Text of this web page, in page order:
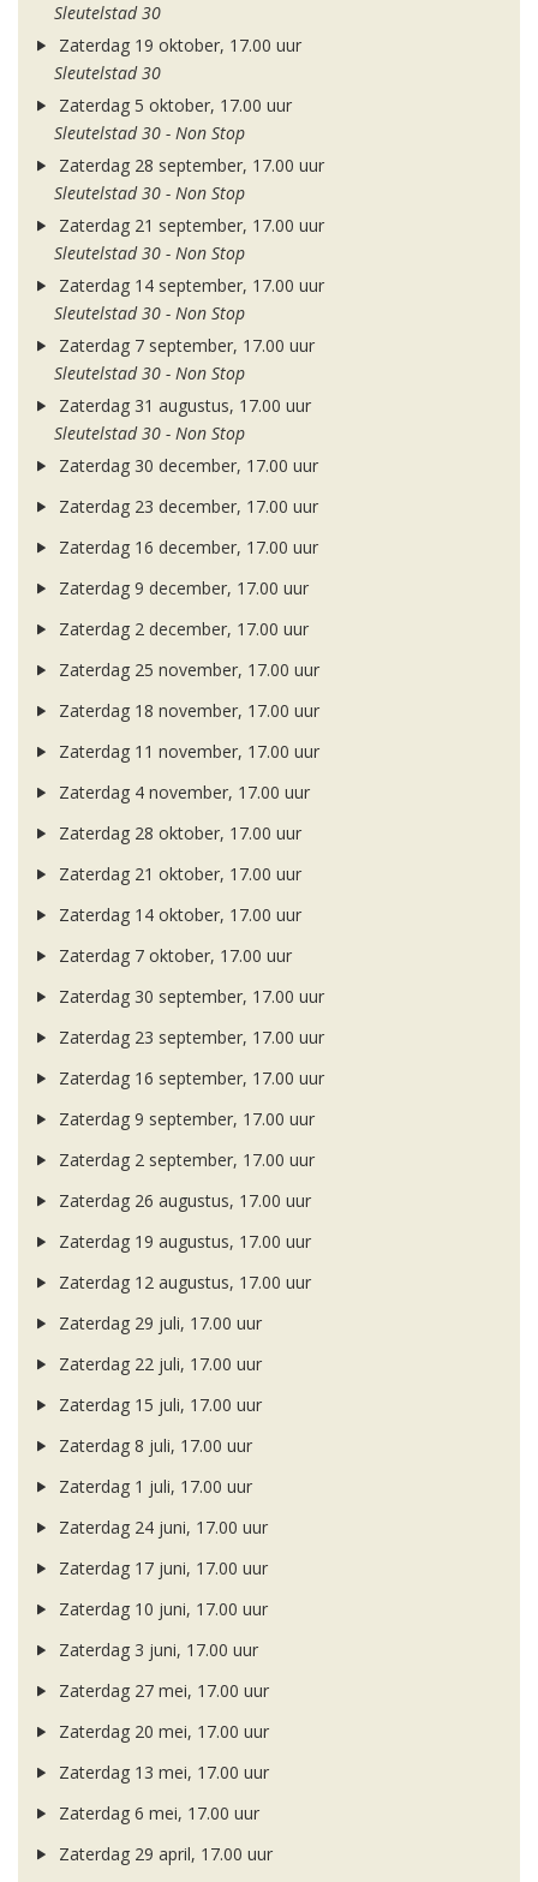
Sleutelstad 30
Zaterdag 19 oktober, 17.00 uur
Sleutelstad 30
Zaterdag 5 oktober, 17.00 uur
Sleutelstad 30 - Non Stop
Zaterdag 28 september, 17.00 uur
Sleutelstad 30 - Non Stop
Zaterdag 21 september, 17.00 uur
Sleutelstad 30 - Non Stop
Zaterdag 14 september, 17.00 uur
Sleutelstad 30 - Non Stop
Zaterdag 7 september, 17.00 uur
Sleutelstad 30 - Non Stop
Zaterdag 31 augustus, 17.00 uur
Sleutelstad 30 - Non Stop
Zaterdag 30 december, 17.00 uur
Zaterdag 23 december, 17.00 uur
Zaterdag 16 december, 17.00 uur
Zaterdag 9 december, 17.00 uur
Zaterdag 2 december, 17.00 uur
Zaterdag 25 november, 17.00 uur
Zaterdag 18 november, 17.00 uur
Zaterdag 11 november, 17.00 uur
Zaterdag 4 november, 17.00 uur
Zaterdag 28 oktober, 17.00 uur
Zaterdag 21 oktober, 17.00 uur
Zaterdag 14 oktober, 17.00 uur
Zaterdag 7 oktober, 17.00 uur
Zaterdag 30 september, 17.00 uur
Zaterdag 23 september, 17.00 uur
Zaterdag 16 september, 17.00 uur
Zaterdag 9 september, 17.00 uur
Zaterdag 2 september, 17.00 uur
Zaterdag 26 augustus, 17.00 uur
Zaterdag 19 augustus, 17.00 uur
Zaterdag 12 augustus, 17.00 uur
Zaterdag 29 juli, 17.00 uur
Zaterdag 22 juli, 17.00 uur
Zaterdag 15 juli, 17.00 uur
Zaterdag 8 juli, 17.00 uur
Zaterdag 1 juli, 17.00 uur
Zaterdag 24 juni, 17.00 uur
Zaterdag 17 juni, 17.00 uur
Zaterdag 10 juni, 17.00 uur
Zaterdag 3 juni, 17.00 uur
Zaterdag 27 mei, 17.00 uur
Zaterdag 20 mei, 17.00 uur
Zaterdag 13 mei, 17.00 uur
Zaterdag 6 mei, 17.00 uur
Zaterdag 29 april, 17.00 uur